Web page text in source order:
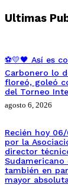
Ultimas
⚽💛🖤 Así es
Carbonero lo
floreó, goleó
del Torneo
agosto 6, 2026
Recién hoy
por la
director
Sudamericano
también en
mayor